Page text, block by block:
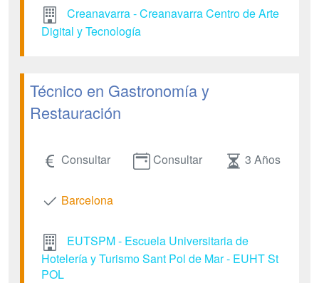
Creanavarra - Creanavarra Centro de Arte
Digital y Tecnología
Técnico en Gastronomía y
Restauración
Consultar Consultar 3 Años
Barcelona
EUTSPM - Escuela Universitaria de
Hotelería y Turismo Sant Pol de Mar - EUHT St
POL